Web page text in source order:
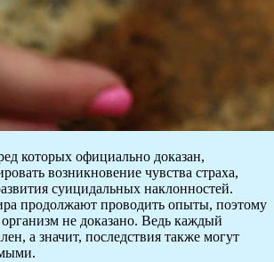
которых официально доказан,
возникновение чувства страха,
суицидальных наклонностей.
продолжают проводить опыты, поэтому
не доказано. Ведь каждый
а значит, последствия также могут